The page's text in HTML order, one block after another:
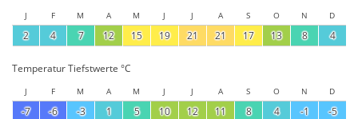
J F M A M J J A S O N D
2 4 7 12 15 19 21 21 17 13 8 4
Temperatur Tiefstwerte °C
J F M A M J J A S O N D
-7 -6 -3 1 5 10 12 11 8 4 -1 -5